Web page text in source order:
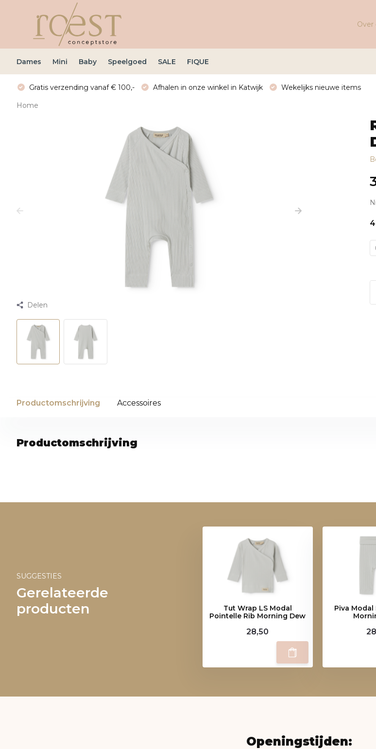
Over
Dames Mini Baby Speelgoed SALE FIQUE
Gratis verzending vanaf € 100,- Afhalen in onze winkel in Katwijk Wekelijks nieuwe items
Home
Delen
Productomschrijving Accessoires
Productomschrijving
SUGGESTIES
Gerelateerde
producten
Tut Wrap LS Modal
Pointelle Rib Morning Dew
28,50
Piva
Openingstijden: